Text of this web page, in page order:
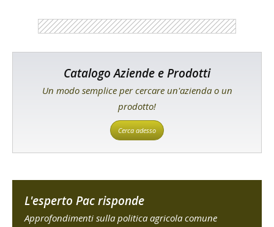
Catalogo Aziende e Prodotti
Un modo semplice per cercare un'azienda o un
prodotto!
Cerca adesso
L'esperto Pac risponde
Approfondimenti sulla politica agricola comune